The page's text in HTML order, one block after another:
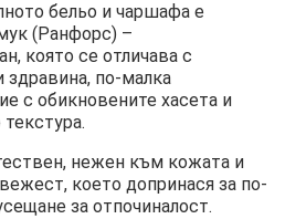
бельо и чаршафа е
(Ранфорс) –
която се отличава с
здравина, по-малка
с обикновените хасета и
нежен към кожата и
което допринася за по-
за отпочиналост.